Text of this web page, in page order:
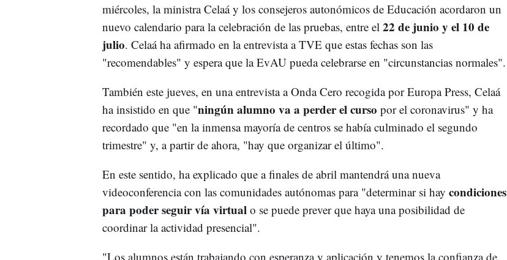
miércoles, la ministra Celaá y los consejeros autonómicos de Educación acordaron un
nuevo calendario para la celebración de las pruebas, entre el 22 de junio y el 10 de
julio. Celaá ha afirmado en la entrevista a TVE que estas fechas son las
"recomendables" y espera que la EvAU pueda celebrarse en "circunstancias normales".
También este jueves, en una entrevista a Onda Cero recogida por Europa Press, Celaá
ha insistido en que "ningún alumno va a perder el curso por el coronavirus" y ha
recordado que "en la inmensa mayoría de centros se había culminado el segundo
trimestre" y, a partir de ahora, "hay que organizar el último".
En este sentido, ha explicado que a finales de abril mantendrá una nueva
videoconferencia con las comunidades autónomas para "determinar si hay condiciones
para poder seguir vía virtual o se puede prever que haya una posibilidad de
coordinar la actividad presencial".
"Los alumnos están trabajando con esperanza y aplicación y tenemos la confianza de